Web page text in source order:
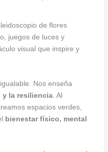
de flores
juegos de luces y
visual que inspire y
Nos enseña
y la resiliencia. Al
espacios verdes,
bienestar físico, mental